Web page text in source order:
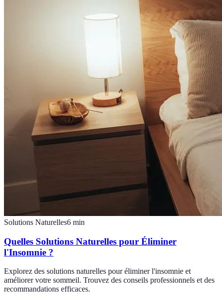
Solutions Naturelles6 min
Quelles Solutions Naturelles pour Éliminer
l'Insomnie ?
Explorez des solutions naturelles pour éliminer l'insomnie et
améliorer votre sommeil. Trouvez des conseils professionnels et des
recommandations efficaces.